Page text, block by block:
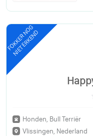
FOKKER NOG
NIET ERKEND
Honden, Bull Terriër
Vlissingen, Nederland